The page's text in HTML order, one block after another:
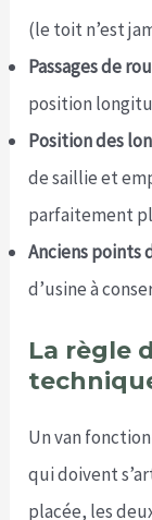
(le toit n’est
Passages de
position
Position des
de saillie et
parfaitement
Anciens points
d’usine à
La règle
Un van
qui doivent
placée, les